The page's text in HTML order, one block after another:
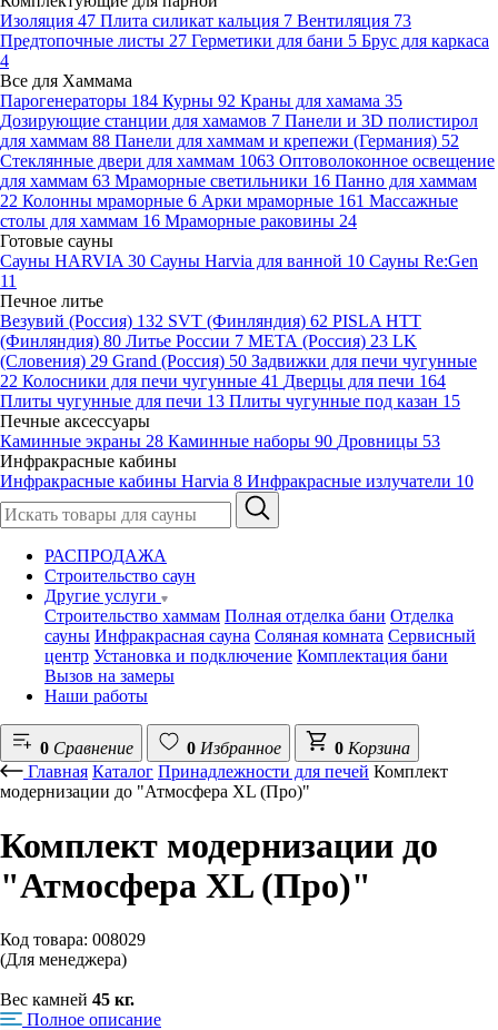
Изоляция 47 Плита силикат кальция 7 Вентиляция 73
Предтопочные листы 27 Герметики для бани 5 Брус для каркаса
4
Все для Хаммама
Парогенераторы 184 Курны 92 Краны для хамама 35
Дозирующие станции для хамамов 7 Панели и 3D полистирол
для хаммам 88 Панели для хаммам и крепежи (Германия) 52
Стеклянные двери для хаммам 1063 Оптоволоконное освещение
для хаммам 63 Мраморные светильники 16 Панно для хаммам
22 Колонны мраморные 6 Арки мраморные 161 Массажные
столы для хаммам 16 Мраморные раковины 24
Готовые сауны
Сауны HARVIA 30 Сауны Harvia для ванной 10 Сауны Re:Gen
11
Печное литье
Везувий (Россия) 132 SVT (Финляндия) 62 PISLA HTT
(Финляндия) 80 Литье России 7 МЕТА (Россия) 23 LK
(Словения) 29 Grand (Россия) 50 Задвижки для печи чугунные
22 Колосники для печи чугунные 41 Дверцы для печи 164
Плиты чугунные для печи 13 Плиты чугунные под казан 15
Печные аксессуары
Каминные экраны 28 Каминные наборы 90 Дровницы 53
Инфракрасные кабины
Инфракрасные кабины Harvia 8 Инфракрасные излучатели 10
РАСПРОДАЖА
Строительство саун
Другие услуги
Строительство хаммам Полная отделка бани Отделка
сауны Инфракрасная сауна Соляная комната Сервисный
центр Установка и подключение Комплектация бани
Вызов на замеры
Наши работы
0 Сравнение 0 Избранное 0 Корзина
Главная Каталог Принадлежности для печей Комплект
модернизации до "Атмосфера XL (Про)"
Комплект модернизации до
"Атмосфера XL (Про)"
Код товара: 008029
(Для менеджера)
Вес камней 45 кг.
Полное описание